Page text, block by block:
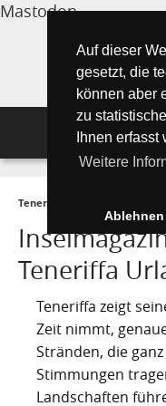
Auf dieser
gesetzt, die
können aber
zu
Ihnen erfasst
Weitere
Ablehnen
Mastodon
El
Teneriffa Inselmagazin
Teneriffa
Teneriffa zeigt
Zeit nimmt,
Stränden, die
Stimmungen
Landschaften